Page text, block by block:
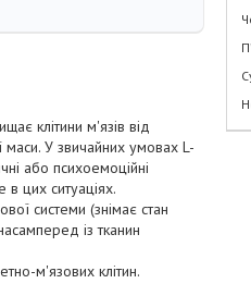
клітини м'язів від
маси. У звичайних умовах L-
або психоемоційні
в цих ситуаціях.
системи (знімає стан
із тканин
м'язових клітин.